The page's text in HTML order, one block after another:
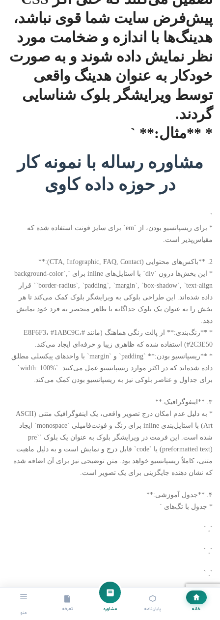
خانه پایان‌نامه مشاوره تعرفه
منو
پیش‌فرض سایت شما قوی نباشد،
هدینگ‌ها با اندازه و ضخامت مورد
نظر نمایش داده شوند و به صورت
خودکار به عنوان هدینگ واقعی
توسط ویرایشگر بلوک شناسایی
گردند.
* **مثال:** `
مشاوره رساله با نمونه کار
در حوزه داده کاوی
`
* برای ریسپانسیو بودن، از `em` برای سایز فونت استفاده شده که
مقیاس‌پذیر است.
2. **باکس‌های محتوایی (CTA, Infographic, FAQ, Contact):**
* این بخش‌ها درون `div` با استایل‌های inline برای `background-color`,
`border-radius`, `padding`, `margin`, `box-shadow`, `text-align` قرار
داده شده‌اند. این طراحی بلوکی به ویرایشگر بلوک کمک می‌کند تا هر
بخش را به عنوان یک بلوک جداگانه با ظاهر منحصر به فرد خود نمایش
دهد.
* **رنگ‌بندی:** از پالت رنگی هماهنگ (مانند #E8F6F3، #1ABC9C،
#2C3E50) استفاده شده که ظاهری زیبا و حرفه‌ای ایجاد می‌کند.
* **ریسپانسیو بودن:** `padding` و `margin` با واحدهای پیکسلی مطلق
داده شده‌اند که در اکثر موارد ریسپانسیو عمل می‌کنند. `width: 100%`
برای جداول و عناصر بلوکی نیز به ریسپانسیو بودن کمک می‌کند.
۳. **اینفوگرافیک:**
* به دلیل عدم امکان درج تصویر واقعی، یک اینفوگرافیک متنی (ASCII
Art) با استایل‌بندی inline برای رنگ و فونت‌فامیلی `monospace` ایجاد
شده است. این فرمت در ویرایشگر بلوک به عنوان یک بلوک `pre`
(preformatted text) یا `code` قابل درج و نمایش است و به دلیل ماهیت
متنی، کاملاً ریسپانسیو خواهد بود. متن توضیحی نیز برای آن اضافه شده
که نشان دهنده جایگزینی برای یک تصویر است.
۴. **جدول آموزشی:**
* جدول با تگ‌های `
`, `
`, `
`, `
`, `